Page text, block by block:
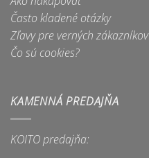
Často kladené otázky
Zľavy pre verných zákazníkov
Čo sú cookies?
KAMENNÁ PREDAJŇA
KOITO predajňa: